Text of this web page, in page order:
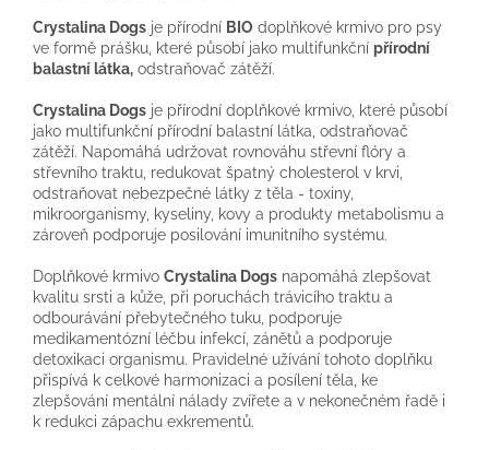
Crystalina Dogs je přírodní BIO doplňkové krmivo pro psy
ve formě prášku, které působí jako multifunkční přírodní
balastní látka, odstraňovač zátěží.
Crystalina Dogs je přírodní doplňkové krmivo, které působí
jako multifunkční přírodní balastní látka, odstraňovač
zátěží. Napomáhá udržovat rovnováhu střevní flóry a
střevního traktu, redukovat špatný cholesterol v krvi,
odstraňovat nebezpečné látky z těla - toxiny,
mikroorganismy, kyseliny, kovy a produkty metabolismu a
zároveň podporuje posilování imunitního systému.
Doplňkové krmivo Crystalina Dogs napomáhá zlepšovat
kvalitu srsti a kůže, při poruchách trávicího traktu a
odbourávání přebytečného tuku, podporuje
medikamentózní léčbu infekcí, zánětů a podporuje
detoxikaci organismu. Pravidelné užívání tohoto doplňku
přispívá k celkové harmonizaci a posílení těla, ke
zlepšování mentální nálady zvířete a v nekonečném řadě i
k redukci zápachu exkrementů.